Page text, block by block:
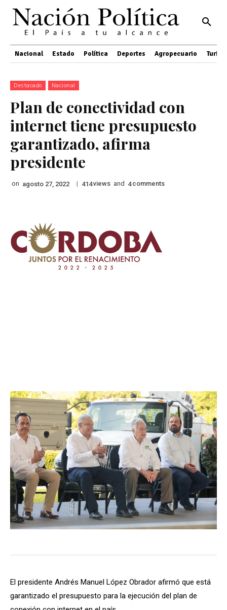
Nacional Estado Política Deportes Agropecuario
Destacado Nacional
Plan de conectividad con
internet tiene presupuesto
garantizado, afirma
presidente
on agosto 27, 2022 | 414views and 4 comments
El presidente Andrés Manuel López Obrador afirmó que está
garantizado el presupuesto para la ejecución del plan de